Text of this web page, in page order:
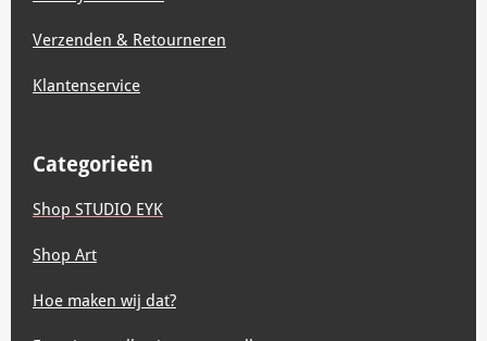
Verzenden & Retourneren
Klantenservice
Categorieën
Shop STUDIO EYK
Shop Art
Hoe maken wij dat?